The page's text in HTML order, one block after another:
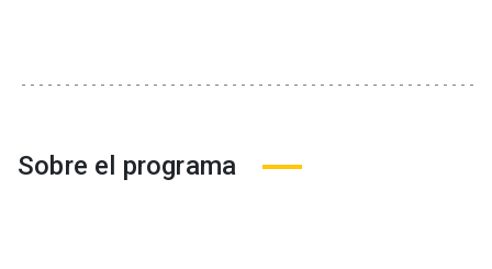
Sobre el programa